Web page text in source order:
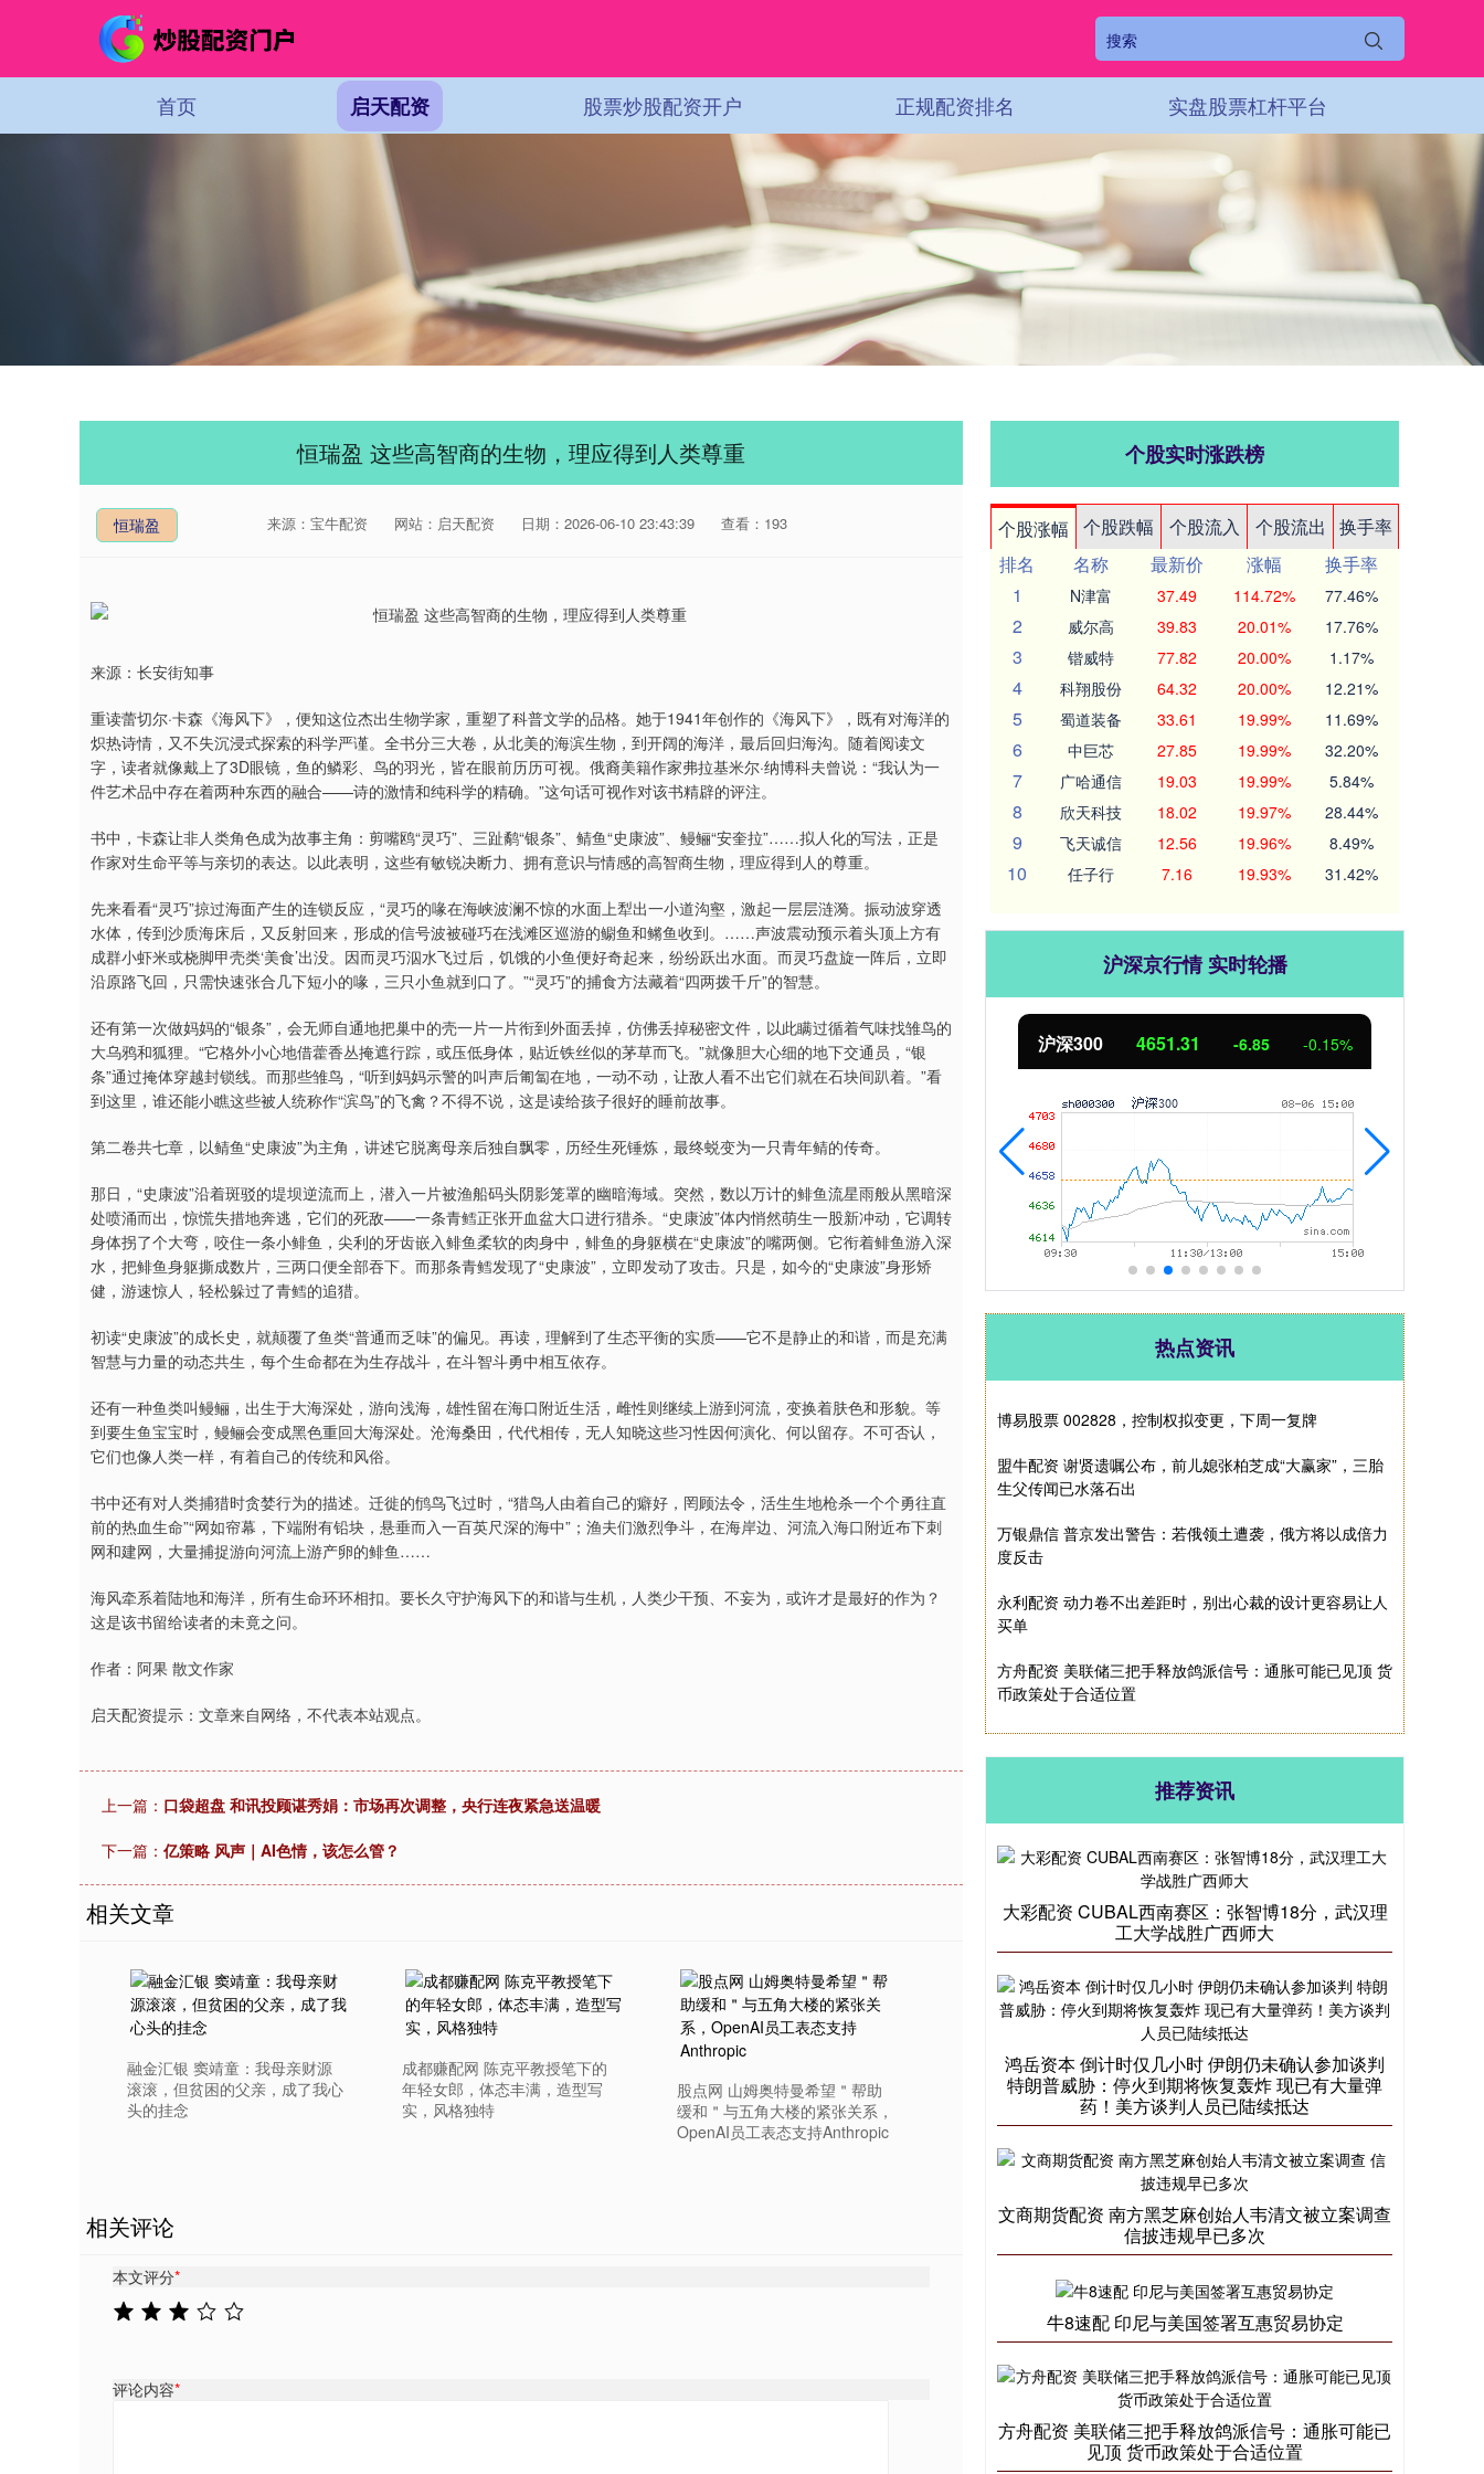
首页 启天配资 股票炒股配资开户 正规配资排名 实盘股票杠杆平台
恒瑞盈 这些高智商的生物，理应得到人类尊重
恒瑞盈 来源：宝牛配资 网站：启天配资 日期：2026-06-10 23:43:39 查看：193
来源：长安街知事
重读蕾切尔·卡森《海风下》，便知这位杰出生物学家，重塑了科普文学的品格。她于1941年创作的《海风下》，既有对海洋的
炽热诗情，又不失沉浸式探索的科学严谨。全书分三大卷，从北美的海滨生物，到开阔的海洋，最后回归海沟。随着阅读文
字，读者就像戴上了3D眼镜，鱼的鳞彩、鸟的羽光，皆在眼前历历可视。俄裔美籍作家弗拉基米尔·纳博科夫曾说：“我认为一
件艺术品中存在着两种东西的融合——诗的激情和纯科学的精确。”这句话可视作对该书精辟的评注。
书中，卡森让非人类角色成为故事主角：剪嘴鸥“灵巧”、三趾鹬“银条”、鲭鱼“史康波”、鳗鲡“安奎拉”……拟人化的写法，正是
作家对生命平等与亲切的表达。以此表明，这些有敏锐决断力、拥有意识与情感的高智商生物，理应得到人的尊重。
先来看看“灵巧”掠过海面产生的连锁反应，“灵巧的喙在海峡波澜不惊的水面上犁出一小道沟壑，激起一层层涟漪。振动波穿透
水体，传到沙质海床后，又反射回来，形成的信号波被碰巧在浅滩区巡游的鳚鱼和鳉鱼收到。……声波震动预示着头顶上方有
成群小虾米或桡脚甲壳类‘美食’出没。因而灵巧泅水飞过后，饥饿的小鱼便好奇起来，纷纷跃出水面。而灵巧盘旋一阵后，立即
沿原路飞回，只需快速张合几下短小的喙，三只小鱼就到口了。”“灵巧”的捕食方法藏着“四两拨千斤”的智慧。
还有第一次做妈妈的“银条”，会无师自通地把巢中的壳一片一片衔到外面丢掉，仿佛丢掉秘密文件，以此瞒过循着气味找雏鸟的
大乌鸦和狐狸。“它格外小心地借藿香丛掩遮行踪，或压低身体，贴近铁丝似的茅草而飞。”就像胆大心细的地下交通员，“银
条”通过掩体穿越封锁线。而那些雏鸟，“听到妈妈示警的叫声后匍匐在地，一动不动，让敌人看不出它们就在石块间趴着。”看
到这里，谁还能小瞧这些被人统称作“滨鸟”的飞禽？不得不说，这是读给孩子很好的睡前故事。
第二卷共七章，以鲭鱼“史康波”为主角，讲述它脱离母亲后独自飘零，历经生死锤炼，最终蜕变为一只青年鲭的传奇。
那日，“史康波”沿着斑驳的堤坝逆流而上，潜入一片被渔船码头阴影笼罩的幽暗海域。突然，数以万计的鲱鱼流星雨般从黑暗深
处喷涌而出，惊慌失措地奔逃，它们的死敌——一条青鳕正张开血盆大口进行猎杀。“史康波”体内悄然萌生一股新冲动，它调转
身体拐了个大弯，咬住一条小鲱鱼，尖利的牙齿嵌入鲱鱼柔软的肉身中，鲱鱼的身躯横在“史康波”的嘴两侧。它衔着鲱鱼游入深
水，把鲱鱼身躯撕成数片，三两口便全部吞下。而那条青鳕发现了“史康波”，立即发动了攻击。只是，如今的“史康波”身形矫
健，游速惊人，轻松躲过了青鳕的追猎。
初读“史康波”的成长史，就颠覆了鱼类“普通而乏味”的偏见。再读，理解到了生态平衡的实质——它不是静止的和谐，而是充满
智慧与力量的动态共生，每个生命都在为生存战斗，在斗智斗勇中相互依存。
还有一种鱼类叫鳗鲡，出生于大海深处，游向浅海，雄性留在海口附近生活，雌性则继续上游到河流，变换着肤色和形貌。等
到要生鱼宝宝时，鳗鲡会变成黑色重回大海深处。沧海桑田，代代相传，无人知晓这些习性因何演化、何以留存。不可否认，
它们也像人类一样，有着自己的传统和风俗。
书中还有对人类捕猎时贪婪行为的描述。迁徙的鸻鸟飞过时，“猎鸟人由着自己的癖好，罔顾法令，活生生地枪杀一个个勇往直
前的热血生命”“网如帘幕，下端附有铅块，悬垂而入一百英尺深的海中”；渔夫们激烈争斗，在海岸边、河流入海口附近布下刺
网和建网，大量捕捉游向河流上游产卵的鲱鱼……
海风牵系着陆地和海洋，所有生命环环相扣。要长久守护海风下的和谐与生机，人类少干预、不妄为，或许才是最好的作为？
这是该书留给读者的未竟之问。
作者：阿果 散文作家
启天配资提示：文章来自网络，不代表本站观点。
上一篇： 口袋超盘 和讯投顾谌秀娟：市场再次调整，央行连夜紧急送温暖
下一篇： 亿策略 风声｜AI色情，该怎么管？
相关文章
融金汇银 窦靖童：我母亲财源
滚滚，但贫困的父亲，成了我心
头的挂念
成都赚配网 陈克平教授笔下的
年轻女郎，体态丰满，造型写
实，风格独特
股点网 山姆奥特曼希望＂帮助
缓和＂与五角大楼的紧张关系，
OpenAI员工表态支持Anthropic
相关评论
本文评分*
评论内容*
个股实时涨跌榜
个股涨幅 个股跌幅 个股流入 个股流出
换手率
排名
名称 最新价 涨幅
换手率
1
N津富 37.49 114.72% 77.46%
2 威尔高 39.83 20.01% 17.76%
3 锴威特 77.82 20.00% 1.17%
4 科翔股份 64.32 20.00% 12.21%
5 蜀道装备 33.61 19.99% 11.69%
6 中巨芯 27.85 19.99% 32.20%
7 广哈通信 19.03 19.99% 5.84%
8 欣天科技 18.02 19.97% 28.44%
9 飞天诚信 12.56 19.96% 8.49%
10 任子行 7.16 19.93% 31.42%
沪深京行情 实时轮播
0.57% 深证成指 14110.12 -34.08 -0.24% 沪深300 4651.31 -6.85 -0.15% 北证50 1122.88 3.42 0.30%
热点资讯
博易股票 002828，控制权拟变更，下周一复牌
盟牛配资 谢贤遗嘱公布，前儿媳张柏芝成“大赢家”，三胎
生父传闻已水落石出
万银鼎信 普京发出警告：若俄领土遭袭，俄方将以成倍力
度反击
永利配资 动力卷不出差距时，别出心裁的设计更容易让人
买单
方舟配资 美联储三把手释放鸽派信号：通胀可能已见顶 货
币政策处于合适位置
推荐资讯
大彩配资 CUBAL西南赛区：张智博18分，武汉理
工大学战胜广西师大
鸿岳资本 倒计时仅几小时 伊朗仍未确认参加谈判
特朗普威胁：停火到期将恢复轰炸 现已有大量弹
药！美方谈判人员已陆续抵达
文商期货配资 南方黑芝麻创始人韦清文被立案调查
信披违规早已多次
牛8速配 印尼与美国签署互惠贸易协定
方舟配资 美联储三把手释放鸽派信号：通胀可能已
见顶 货币政策处于合适位置